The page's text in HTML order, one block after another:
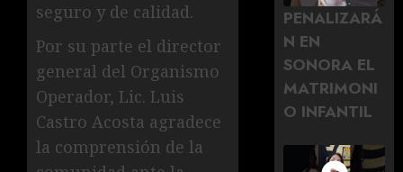
seguro y de calidad.
Por su parte el director
general del Organismo
Operador, Lic. Luis
Castro Acosta agradece
la comprensión de la
PENALIZARÁ
N EN
SONORA EL
MATRIMONI
O INFANTIL